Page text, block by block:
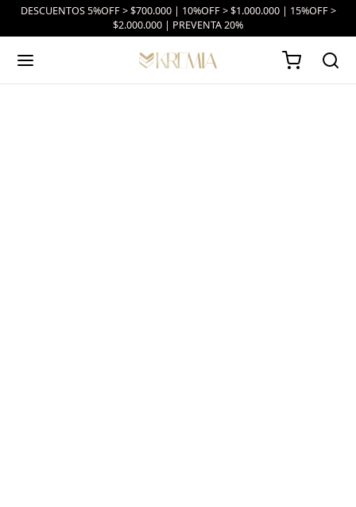
DESCUENTOS 5%OFF > $700.000 | 10%OFF > $1.000.000 | 15%OFF >
$2.000.000 | PREVENTA 20%